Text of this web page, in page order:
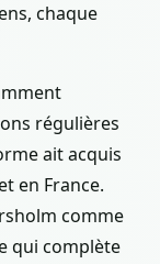
chaque
régulières
ait acquis
en France.
comme
qui complète